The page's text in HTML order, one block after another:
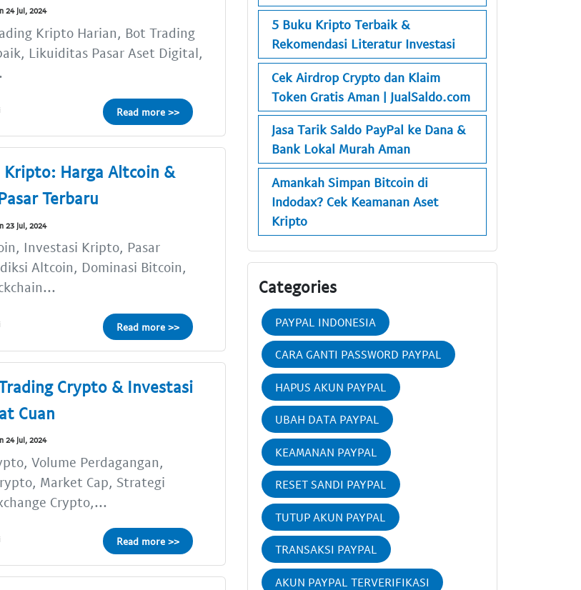
24 Jul, 2024
Kripto Harian, Bot Trading
Likuiditas Pasar Aset Digital,
Read more >>
Kripto: Harga Altcoin &
Terbaru
23 Jul, 2024
Investasi Kripto, Pasar
Altcoin, Dominasi Bitcoin,
Read more >>
Crypto & Investasi
Cuan
24 Jul, 2024
Volume Perdagangan,
Market Cap, Strategi
Crypto,...
Read more >>
5 Buku Kripto Terbaik &
Rekomendasi Literatur Investasi
Cek Airdrop Crypto dan Klaim
Token Gratis Aman | JualSaldo.com
Jasa Tarik Saldo PayPal ke Dana &
Bank Lokal Murah Aman
Amankah Simpan Bitcoin di
Indodax? Cek Keamanan Aset
Kripto
Categories
PAYPAL INDONESIA
CARA GANTI PASSWORD PAYPAL
HAPUS AKUN PAYPAL
UBAH DATA PAYPAL
KEAMANAN PAYPAL
RESET SANDI PAYPAL
TUTUP AKUN PAYPAL
TRANSAKSI PAYPAL
AKUN PAYPAL TERVERIFIKASI